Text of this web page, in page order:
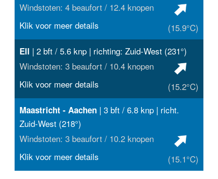
Windstoten: 4 beaufort / 12.4 knopen
(15.9°C)
Klik voor meer details
Ell | 2 bft / 5.6 knp | richting: Zuid-West (231°)
Windstoten: 3 beaufort / 10.4 knopen
(15.2°C)
Klik voor meer details
Maastricht - Aachen | 3 bft / 6.8 knp | richt.
Zuid-West (218°)
Windstoten: 3 beaufort / 10.2 knopen
(15.1°C)
Klik voor meer details